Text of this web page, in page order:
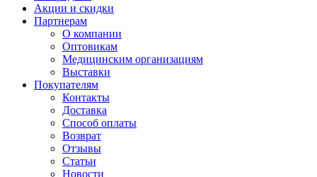
Акции и скидки
Партнерам
О компании
Оптовикам
Медицинским организациям
Выставки
Покупателям
Контакты
Доставка
Способ оплаты
Возврат
Отзывы
Статьи
Новости